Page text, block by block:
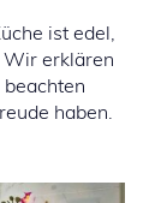
ist edel,
Wir erklären
haben.